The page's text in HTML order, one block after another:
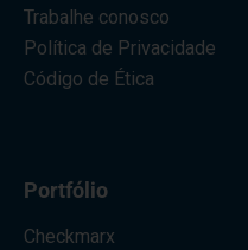
Trabalhe conosco
Política de Privacidade
Código de Ética
Portfólio
Checkmarx